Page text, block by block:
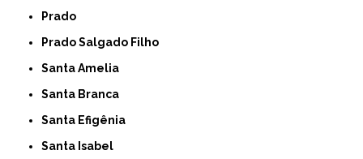
Prado
Prado Salgado Filho
Santa Amelia
Santa Branca
Santa Efigênia
Santa Isabel